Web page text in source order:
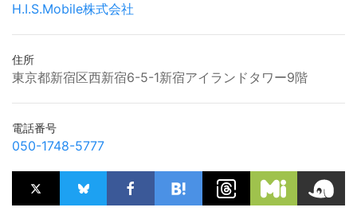
H.I.S.Mobile株式会社
住所
東京都新宿区西新宿6-5-1新宿アイランドタワー9階
電話番号
050-1748-5777